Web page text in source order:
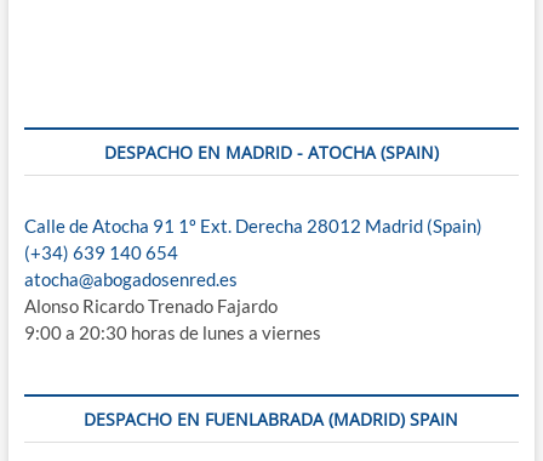
DESPACHO EN MADRID - ATOCHA (SPAIN)
Calle de Atocha 91 1º Ext. Derecha 28012 Madrid (Spain)
(+34) 639 140 654
atocha@abogadosenred.es
Alonso Ricardo Trenado Fajardo
9:00 a 20:30 horas de lunes a viernes
DESPACHO EN FUENLABRADA (MADRID) SPAIN